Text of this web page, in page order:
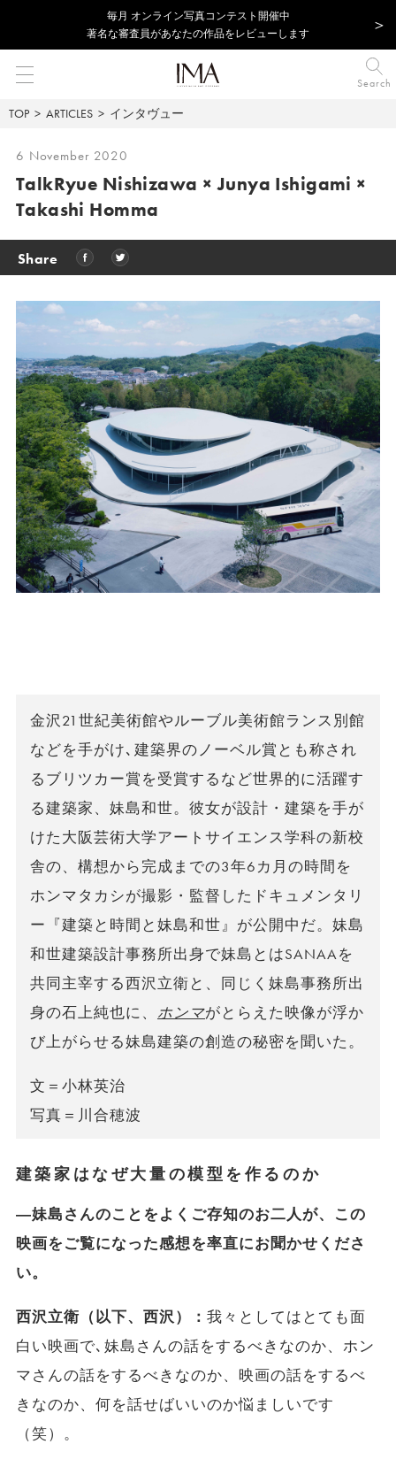
毎⽉ オンライン写真コンテスト開催中
著名な審査員があなたの作品をレビューします
Search
TOP ARTICLES インタヴュー
6 November 2020
TalkRyue Nishizawa × Junya Ishigami ×
Takashi Homma
Share
金沢21世紀美術館やルーブル美術館ランス別館
などを手がけ､建築界のノーベル賞とも称され
るブリツカー賞を受賞するなど世界的に活躍す
る建築家、妹島和世。彼女が設計・建築を手が
けた大阪芸術大学アートサイエンス学科の新校
舎の、構想から完成までの3年6カ月の時間を
ホンマタカシが撮影・監督したドキュメンタリ
ー『建築と時間と妹島和世』が公開中だ。妹島
和世建築設計事務所出身で妹島とはSANAAを
共同主宰する西沢立衛と、同じく妹島事務所出
身の石上純也に、 ホンマがとらえた映像が浮か
び上がらせる妹島建築の創造の秘密を聞いた。
文＝小林英治
写真＝川合穂波
建築家はなぜ大量の模型を作るのか
―妹島さんのことをよくご存知のお二人が、この
映画をご覧になった感想を率直にお聞かせくださ
い。
西沢立衛（以下、西沢）：我々としてはとても面
白い映画で､妹島さんの話をするべきなのか、ホン
マさんの話をするべきなのか、映画の話をするべ
きなのか、何を話せばいいのか悩ましいです
（笑）。